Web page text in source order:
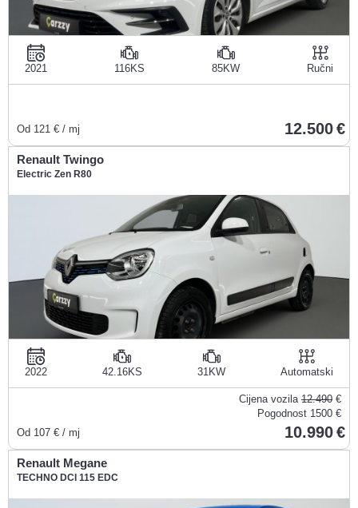
2021 116KS 85KW Ručni
Od 121 € / mj 12.500
Renault Twingo
Electric Zen R80
2022 42.16KS 31KW Automatski
Cijena vozila 12.490 €
Pogodnost 1500 €
Od 107 € / mj 10.990
Renault Megane
TECHNO DCI 115 EDC